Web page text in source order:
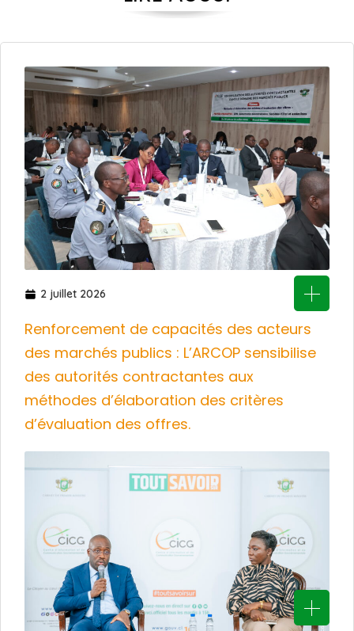
2 juillet 2026
Renforcement de capacités des acteurs
des marchés publics : L’ARCOP sensibilise
des autorités contractantes aux
méthodes d’élaboration des critères
d’évaluation des offres.